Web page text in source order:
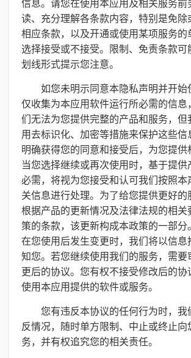
读、充分理解各条款内容，特别是免除
相应条款，以及开通或使用某项服务的
选择接受或不接受。限制、免责条款
划线形式提示您注意。
如您未明示同意本隐私声明并开始
仅收集为本应用软件运行所必需的信息
们无法为您提供完整的产品和服务，但
用去标识化、加密等措施来保护这些信
明确获得您的同意和接受后，为您提供
当您选择继续或再次使用时，基于提
必需，将视为您接受和认可我们按照本
关信息进行处理。为了给您提供更好
根据产品的更新情况及法律法规的相关
策的条款，该更新构成本政策的一部分
在您使用后发生变更时，我们将以信息
知您。若您继续使用我们的服务，需要
更后的协议。您有权不接受修改后的协
使用本应用提供的软件或服务。
您有违反本协议的任何行为时，我
反情况，随时单方限制、中止或终止向
务，并有权追究您的相关责任。